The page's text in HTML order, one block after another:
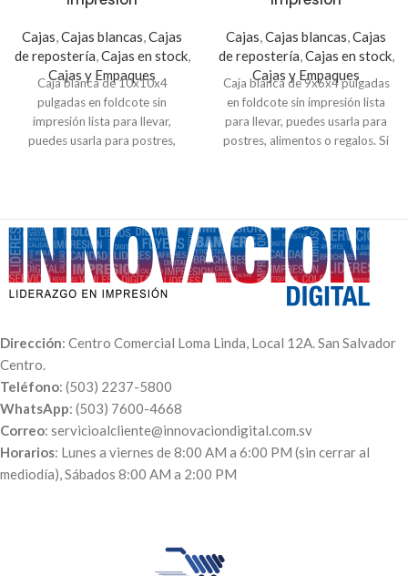
Cajas,Cajas blancas,Cajas
de repostería,Cajas en stock,
Cajas y Empaques
Caja blanca de 10x10x4
pulgadas en foldcote sin
impresión lista para llevar,
puedes usarla para postres,
sección de Viñetas y agrega a la
carretilla).
Pedidos de 100 cajas - $0.49 c/u
Pedidos de 50 cajas - $0.52 c/u
Pedidos de 25 cajas - $0.60 c/u
Cajas,Cajas blancas,Cajas
de repostería,Cajas en stock,
Cajas y Empaques
Caja blanca de 9x6x4 pulgadas
en foldcote sin impresión lista
para llevar, puedes usarla para
postres, alimentos o regalos. Si
agrega a la carretilla).
Pedidos de 100 cajas - $0.38 c/u
Pedidos de 50 cajas - $0.46 c/u
Pedidos de 25 cajas - $0.60 c/u
Pedidos de 5 cajas - $0.75 c/u
Dirección: Centro Comercial Loma Linda, Local 12A. San Salvador
Centro.
Teléfono: (503) 2237-5800
WhatsApp: (503) 7600-4668
Correo: servicioalcliente@innovaciondigital.com.sv
Horarios: Lunes a viernes de 8:00 AM a 6:00 PM (sin cerrar al
mediodía), Sábados 8:00 AM a 2:00 PM